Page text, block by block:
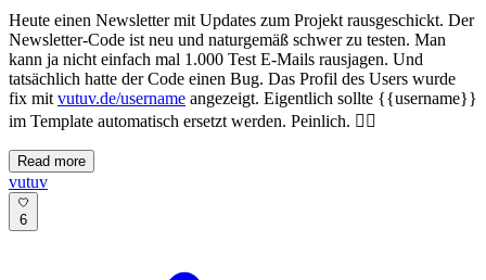
Heute einen Newsletter mit Updates zum Projekt rausgeschickt. Der
Newsletter-Code ist neu und naturgemäß schwer zu testen. Man
kann ja nicht einfach mal 1.000 Test E-Mails rausjagen. Und
tatsächlich hatte der Code einen Bug. Das Profil des Users wurde
fix mit vutuv.de/username angezeigt. Eigentlich sollte {{username}}
im Template automatisch ersetzt werden. Peinlich. 🤦‍♂️
Read more
vutuv
6